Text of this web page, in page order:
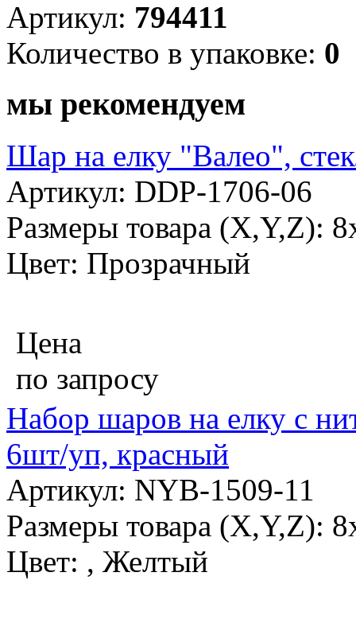
Артикул: 794411
Количество в упаковке: 0
мы рекомендуем
Шар на елку "Валео",
Артикул: DDP-1706-06
Размеры товара (X,Y,Z):
Цвет: Прозрачный
Цена
по запросу
Набор шаров на елку с
6шт/уп, красный
Артикул: NYB-1509-11
Размеры товара (X,Y,Z):
Цвет: , Желтый